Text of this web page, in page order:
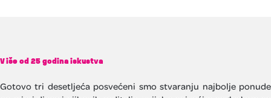
Više od 25 godina iskustva
Gotovo tri desetljeća posvećeni smo stvaranju najbolje ponude